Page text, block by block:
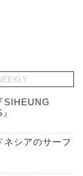
SIHEUNG
ネシアのサーフ